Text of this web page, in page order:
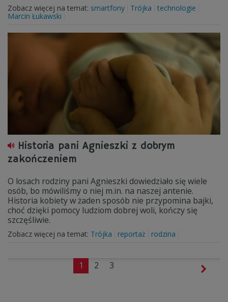
Zobacz więcej na temat: smartfony Trójka
technologie
Marcin Łukawski
Historia pani Agnieszki z dobrym
zakończeniem
O losach rodziny pani Agnieszki dowiedziało się wiele
osób, bo mówiliśmy o niej m.in. na naszej antenie.
Historia kobiety w żaden sposób nie przypomina bajki,
choć dzięki pomocy ludziom dobrej woli, kończy się
szczęśliwie.
Zobacz więcej na temat: Trójka reportaż rodzina
1 2 3